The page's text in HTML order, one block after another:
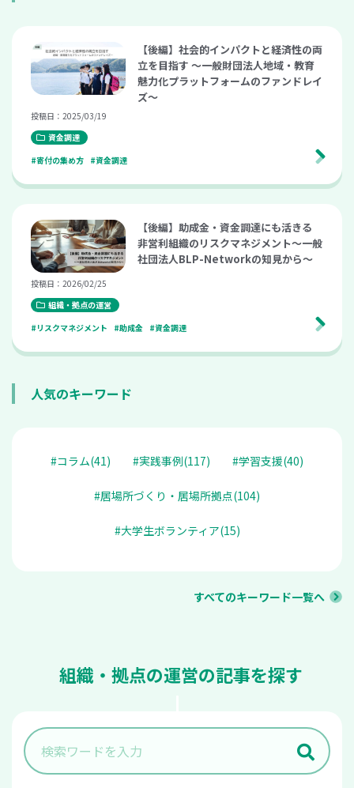
【後編】社会的インパクトと経済性の両
立を目指す 〜一般財団法人地域・教育
魅力化プラットフォームのファンドレイ
ズ〜
投稿日：2025/03/19
資金調達
#寄付の集め方
#資金調達
【後編】助成金・資金調達にも活きる
非営利組織のリスクマネジメント〜一般
社団法人BLP-Networkの知見から〜
投稿日：2026/02/25
組織・拠点の運営
#リスクマネジメント
#助成金 #資金調達
人気のキーワード
#コラム(41) #実践事例(117) #学習支援(40)
#居場所づくり・居場所拠点(104)
#大学生ボランティア(15)
すべてのキーワード一覧へ
組織・拠点の運営の記事を探す